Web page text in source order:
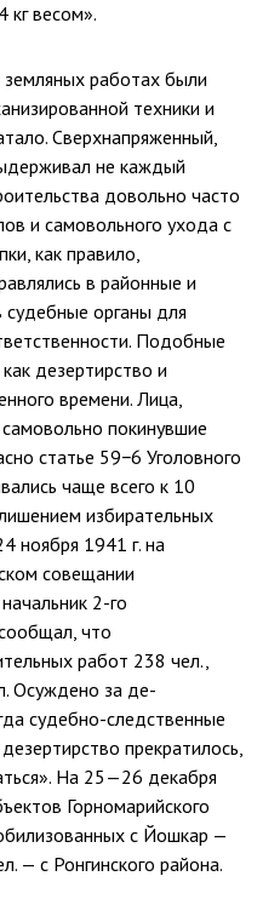
кг весом».
работах были
техники и
Сверхнапряженный,
не каж­дый
довольно часто
и самовольного ухода с
как правило,
в рай­онные и
судебные органы для
Подобные
дезертирство и
времени. Лица,
покинувшие
статье 59−6 Уголовного
чаще всего к 10
избиратель­ных
ноября 1941 г. на
совещании
2-го
что
работ 238 чел.,
Осуждено за де­
судебно-следственные
прекратилось,
На 25—26 декабря
Гор­номарийского
с Йошкар —
— с Ронгинского района.